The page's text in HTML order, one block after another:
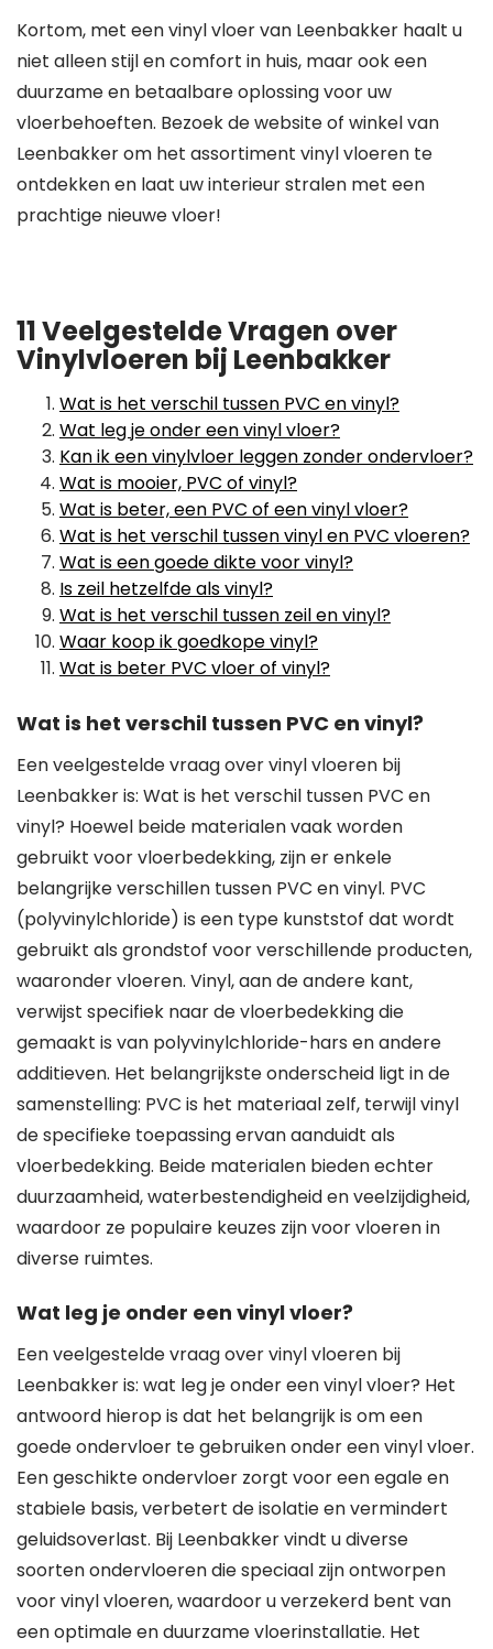
Kortom, met een vinyl vloer van Leenbakker haalt u
niet alleen stijl en comfort in huis, maar ook een
duurzame en betaalbare oplossing voor uw
vloerbehoeften. Bezoek de website of winkel van
Leenbakker om het assortiment vinyl vloeren te
ontdekken en laat uw interieur stralen met een
prachtige nieuwe vloer!
11 Veelgestelde Vragen over
Vinylvloeren bij Leenbakker
Wat is het verschil tussen PVC en vinyl?
Wat leg je onder een vinyl vloer?
Kan ik een vinylvloer leggen zonder ondervloer?
Wat is mooier, PVC of vinyl?
Wat is beter, een PVC of een vinyl vloer?
Wat is het verschil tussen vinyl en PVC vloeren?
Wat is een goede dikte voor vinyl?
Is zeil hetzelfde als vinyl?
Wat is het verschil tussen zeil en vinyl?
Waar koop ik goedkope vinyl?
Wat is beter PVC vloer of vinyl?
Wat is het verschil tussen PVC en vinyl?
Een veelgestelde vraag over vinyl vloeren bij
Leenbakker is: Wat is het verschil tussen PVC en
vinyl? Hoewel beide materialen vaak worden
gebruikt voor vloerbedekking, zijn er enkele
belangrijke verschillen tussen PVC en vinyl. PVC
(polyvinylchloride) is een type kunststof dat wordt
gebruikt als grondstof voor verschillende producten,
waaronder vloeren. Vinyl, aan de andere kant,
verwijst specifiek naar de vloerbedekking die
gemaakt is van polyvinylchloride-hars en andere
additieven. Het belangrijkste onderscheid ligt in de
samenstelling: PVC is het materiaal zelf, terwijl vinyl
de specifieke toepassing ervan aanduidt als
vloerbedekking. Beide materialen bieden echter
duurzaamheid, waterbestendigheid en veelzijdigheid,
waardoor ze populaire keuzes zijn voor vloeren in
diverse ruimtes.
Wat leg je onder een vinyl vloer?
Een veelgestelde vraag over vinyl vloeren bij
Leenbakker is: wat leg je onder een vinyl vloer? Het
antwoord hierop is dat het belangrijk is om een
goede ondervloer te gebruiken onder een vinyl vloer.
Een geschikte ondervloer zorgt voor een egale en
stabiele basis, verbetert de isolatie en vermindert
geluidsoverlast. Bij Leenbakker vindt u diverse
soorten ondervloeren die speciaal zijn ontworpen
voor vinyl vloeren, waardoor u verzekerd bent van
een optimale en duurzame vloerinstallatie. Het